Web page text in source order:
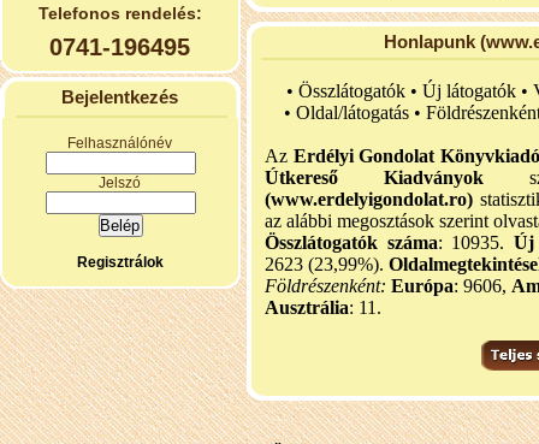
Telefonos rendelés:
0741-196495
Bejelentkezés
Felhasználónév
Jelszó
Regisztrálok
Honlapunk
• Összlátogatók • Új látogatók •
• Oldal/látogatás •
Az Erdélyi Gondolat
Útkereső Kiadványok
(www.erdelyigondolat.ro)
az alábbi megosztások szerint
Összlátogatók száma: 10935. Új
2623 (23,99%).
Földrészenként: Európa: 9606,
Ausztrália: 11.